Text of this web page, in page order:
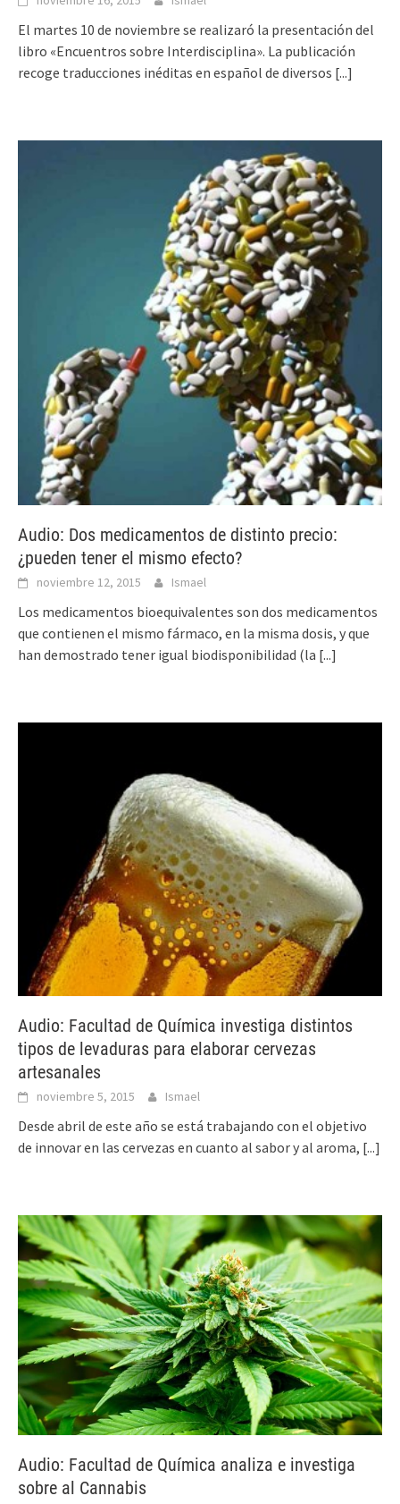
El martes 10 de noviembre se realizaró la presentación del
libro «Encuentros sobre Interdisciplina». La publicación
recoge traducciones inéditas en español de diversos [...]
Audio: Dos medicamentos de distinto precio:
¿pueden tener el mismo efecto?
noviembre 12, 2015 Ismael
Los medicamentos bioequivalentes son dos medicamentos
que contienen el mismo fármaco, en la misma dosis, y que
han demostrado tener igual biodisponibilidad (la [...]
Audio: Facultad de Química investiga distintos
tipos de levaduras para elaborar cervezas
artesanales
noviembre 5, 2015 Ismael
Desde abril de este año se está trabajando con el objetivo
de innovar en las cervezas en cuanto al sabor y al aroma, [...]
Audio: Facultad de Química analiza e investiga
sobre al Cannabis